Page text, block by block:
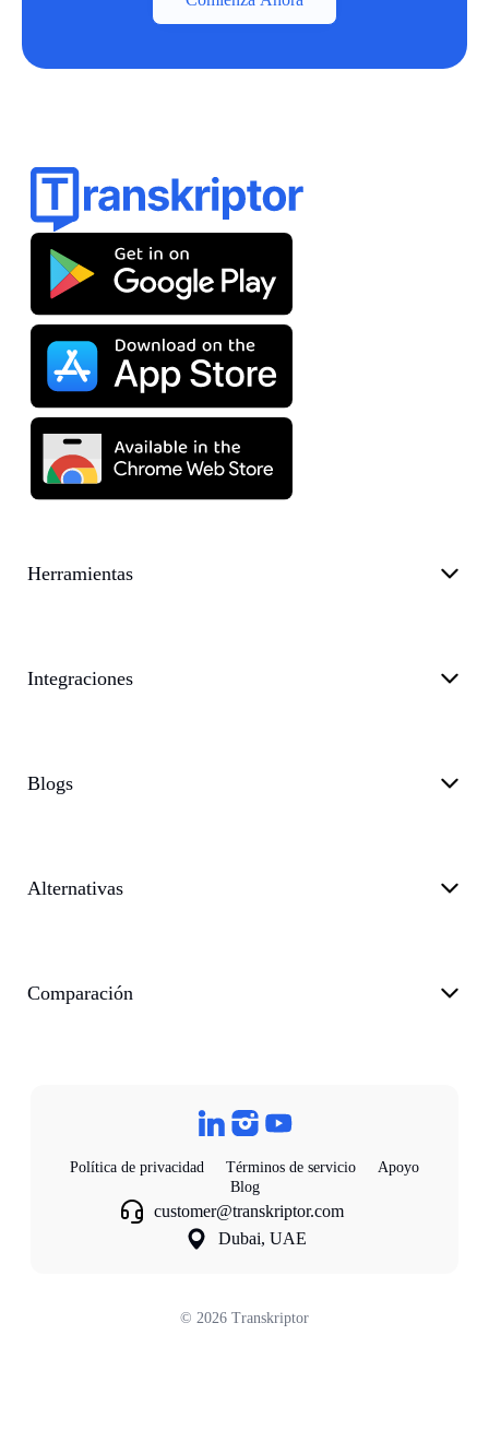
Herramientas
Integraciones
Blogs
Alternativas
Comparación
Política de privacidad Términos de servicio
Apoyo
Blog
customer@transkriptor.com
Dubai, UAE
© 2026 Transkriptor